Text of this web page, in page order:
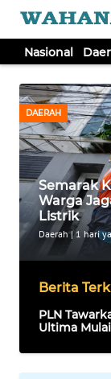
Nasional
DAERAH
Semarak
Warga
Listrik
Daerah|1 hari
Berita
PLN
Ultima
TV
Tutup
NASIONAL
DAERAH
POLHUKAM
KRIMINAL
EKUIN
SAINS-TEKNO